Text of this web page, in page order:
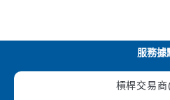
服務據
槓桿交易